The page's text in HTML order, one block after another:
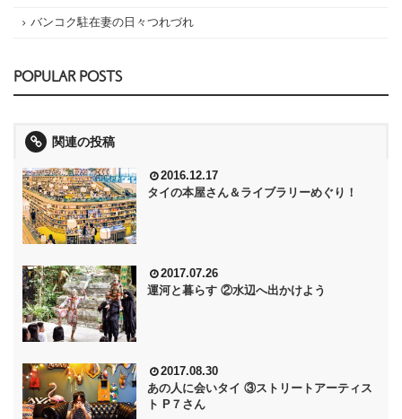
バンコク駐在妻の日々つれづれ
POPULAR POSTS
関連の投稿
2016.12.17
タイの本屋さん＆ライブラリーめぐり！
2017.07.26
運河と暮らす ②水辺へ出かけよう
2017.08.30
あの人に会いタイ ③ストリートアーティス
ト P７さん